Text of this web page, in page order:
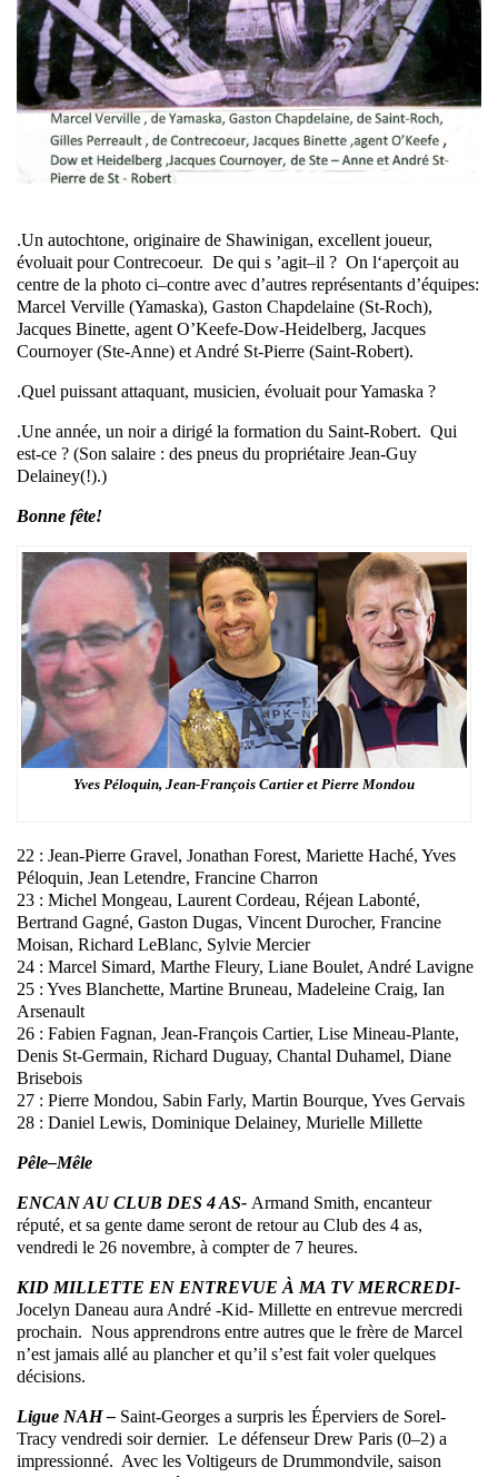
.Un autochtone, originaire de Shawinigan, excellent joueur,
évoluait pour Contrecoeur. De qui s ’agit–il ? On l‘aperçoit au
centre de la photo ci–contre avec d’autres représentants d’équipes:
Marcel Verville (Yamaska), Gaston Chapdelaine (St-Roch),
Jacques Binette, agent O’Keefe-Dow-Heidelberg, Jacques
Cournoyer (Ste-Anne) et André St-Pierre (Saint-Robert).
.Quel puissant attaquant, musicien, évoluait pour Yamaska ?
.Une année, un noir a dirigé la formation du Saint-Robert. Qui
est-ce ? (Son salaire : des pneus du propriétaire Jean-Guy
Delainey(!).)
Bonne fête!
Yves Péloquin, Jean-François Cartier et Pierre Mondou
22 : Jean-Pierre Gravel, Jonathan Forest, Mariette Haché, Yves
Péloquin, Jean Letendre, Francine Charron
23 : Michel Mongeau, Laurent Cordeau, Réjean Labonté,
Bertrand Gagné, Gaston Dugas, Vincent Durocher, Francine
Moisan, Richard LeBlanc, Sylvie Mercier
24 : Marcel Simard, Marthe Fleury, Liane Boulet, André Lavigne
25 : Yves Blanchette, Martine Bruneau, Madeleine Craig, Ian
Arsenault
26 : Fabien Fagnan, Jean-François Cartier, Lise Mineau-Plante,
Denis St-Germain, Richard Duguay, Chantal Duhamel, Diane
Brisebois
27 : Pierre Mondou, Sabin Farly, Martin Bourque, Yves Gervais
28 : Daniel Lewis, Dominique Delainey, Murielle Millette
Pêle–Mêle
ENCAN AU CLUB DES 4 AS- Armand Smith, encanteur
réputé, et sa gente dame seront de retour au Club des 4 as,
vendredi le 26 novembre, à compter de 7 heures.
KID MILLETTE EN ENTREVUE À MA TV MERCREDI-
Jocelyn Daneau aura André -Kid- Millette en entrevue mercredi
prochain. Nous apprendrons entre autres que le frère de Marcel
n’est jamais allé au plancher et qu’il s’est fait voler quelques
décisions.
Ligue NAH – Saint-Georges a surpris les Éperviers de Sorel-
Tracy vendredi soir dernier. Le défenseur Drew Paris (0–2) a
impressionné. Avec les Voltigeurs de Drummondvile, saison